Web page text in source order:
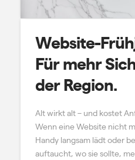
Website-
Für mehr
der Region.
Alt wirkt alt – und kostet
Wenn eine Website nicht
Handy langsam lädt oder
auftaucht, wo sie sollte,